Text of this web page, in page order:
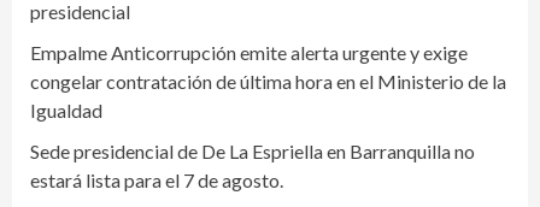
presidencial
Empalme Anticorrupción emite alerta urgente y exige
congelar contratación de última hora en el Ministerio de la
Igualdad
Sede presidencial de De La Espriella en Barranquilla no
estará lista para el 7 de agosto.